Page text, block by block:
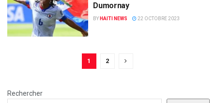
Dumornay
BY HAITI NEWS 22 OCTOBRE 2023
1 2
Rechercher